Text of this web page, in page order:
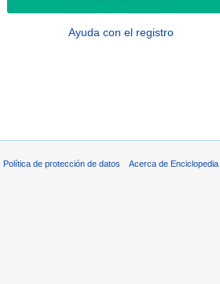
Ayuda con el registro
Política de protección de datos Acerca de